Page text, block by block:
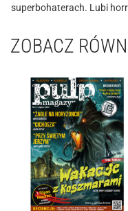
superbohaterach. Lubi
ZOBACZ